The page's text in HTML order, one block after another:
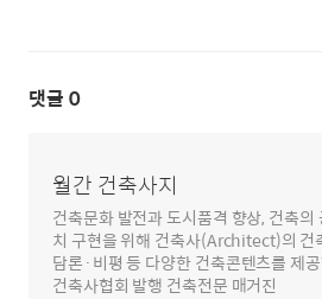
댓글 0
월간 건축사지
건축문화 발전과 도시품격 향상, 건축의
치 구현을 위해 건축사(Architect)의 건
담론·비평 등 다양한 건축콘텐츠를 제
건축사협회 발행 건축전문 매거진